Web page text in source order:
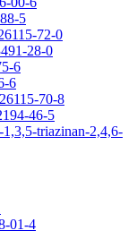
5
72-0
28-0
6
6
70-8
46-5
triazinan-2,4,6-
01-4